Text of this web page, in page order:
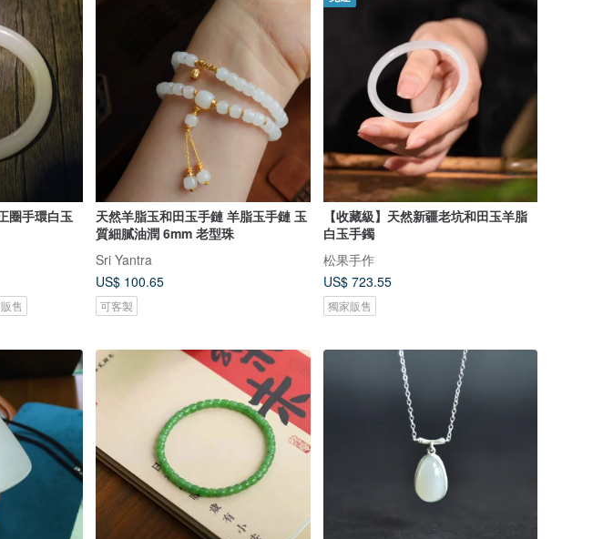
圈手環白玉
售
天然羊脂玉和田玉手鏈 羊脂玉手鏈 玉
質細膩油潤 6mm 老型珠
Sri Yantra
US$ 100.65
可客製
【收藏級】天然新疆老坑和田玉羊脂
白玉手鐲
松果手作
US$ 723.55
獨家販售